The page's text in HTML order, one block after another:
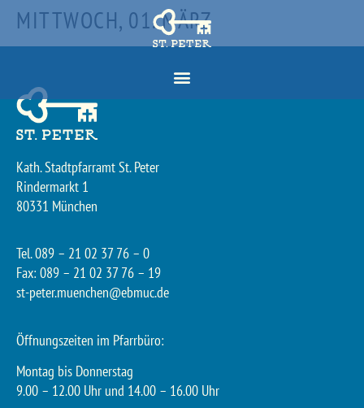
MITTWOCH, 01. MÄRZ
Kath. Stadtpfarramt St. Peter
Rindermarkt 1
80331 München
Tel. 089 – 21 02 37 76 – 0
Fax: 089 – 21 02 37 76 – 19
st-peter.muenchen@ebmuc.de
Öffnungszeiten im Pfarrbüro:
Montag bis Donnerstag
9.00 – 12.00 Uhr und 14.00 – 16.00 Uhr